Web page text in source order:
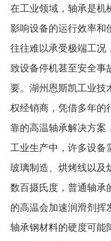
在工业领域，轴承是机
影响设备的运行效率和
往往难以承受极端工况
致设备停机甚至安全事
要。湖州恩斯凯工业技
权经销商，凭借多年的
靠的高温轴承解决方案
工业生产中，许多设备
玻璃制造、烘烤线以及
数百摄氏度，普通轴承
的高温会加速润滑剂挥
轴承钢材料的硬度可能